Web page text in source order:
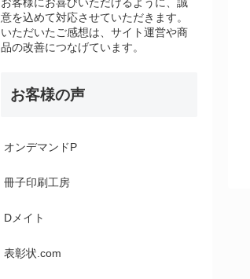
意を込めて対応させていただきます。
いただいたご感想は、サイト運営や商
品の改善につなげています。
お客様の声
オンデマンドP
冊子印刷工房
Dメイト
表彰状.com